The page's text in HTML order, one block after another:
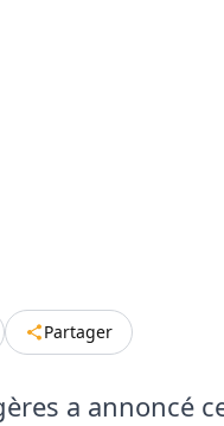
Partager
a annoncé